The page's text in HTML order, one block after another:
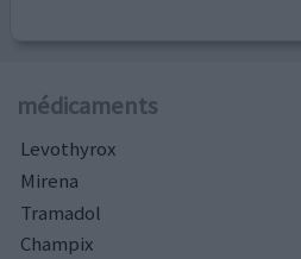
médicaments
Levothyrox
Mirena
Tramadol
Champix